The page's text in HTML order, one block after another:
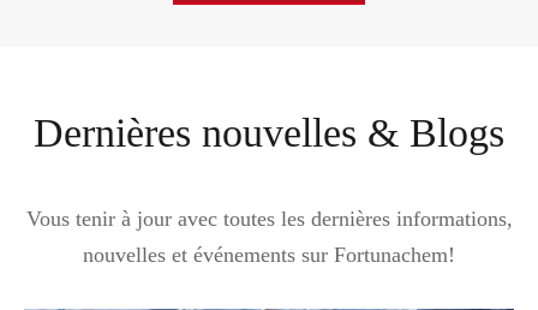
Dernières nouvelles & Blogs
Vous tenir à jour avec toutes les dernières informations,
nouvelles et événements sur Fortunachem!